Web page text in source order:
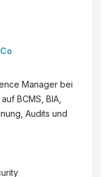
Manager bei
BCMS, BIA,
Audits und